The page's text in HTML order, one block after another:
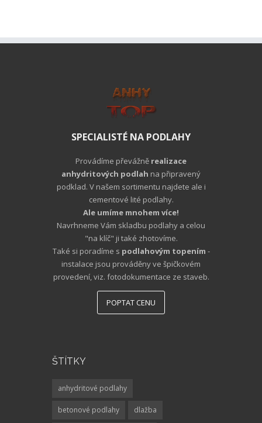
SPECIALISTÉ NA PODLAHY
Provádíme převážně realizace
anhydritových podlah na připravený
podklad. V našem sortimentu najdete ale i
cementové lité podlahy.
Ale umíme mnohem více!
Navrhneme Vám skladbu podlahy a celou
"na klíč" ji také zhotovíme.
Také si poradíme s podlahovým topením -
instalace jsou prováděny ve špičkovém
provedení, viz. fotodokumentace ze staveb.
POPTAT CENU
ŠTÍTKY
anhydritové podlahy
betonové podlahy dlažba